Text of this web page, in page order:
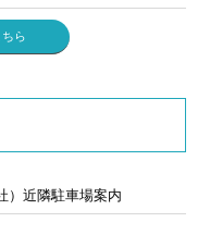
ら
）近隣駐車場案内